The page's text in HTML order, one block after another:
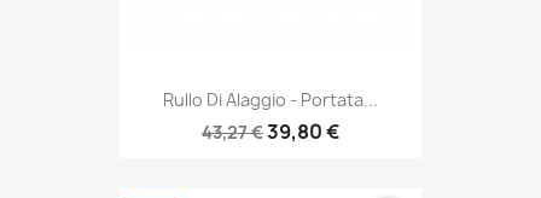
Rullo Di Alaggio - Portata...
43,27 €39,80 €